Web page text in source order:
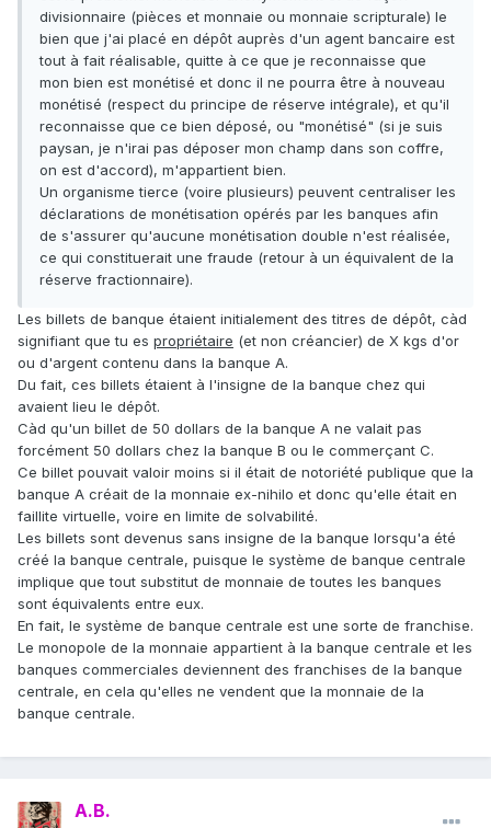
divisionnaire (pièces et monnaie ou monnaie scripturale) le
bien que j'ai placé en dépôt auprès d'un agent bancaire est
tout à fait réalisable, quitte à ce que je reconnaisse que
mon bien est monétisé et donc il ne pourra être à nouveau
monétisé (respect du principe de réserve intégrale), et qu'il
reconnaisse que ce bien déposé, ou "monétisé" (si je suis
paysan, je n'irai pas déposer mon champ dans son coffre,
on est d'accord), m'appartient bien.
Un organisme tierce (voire plusieurs) peuvent centraliser les
déclarations de monétisation opérés par les banques afin
de s'assurer qu'aucune monétisation double n'est réalisée,
ce qui constituerait une fraude (retour à un équivalent de la
réserve fractionnaire).
Les billets de banque étaient initialement des titres de dépôt, càd
signifiant que tu es propriétaire (et non créancier) de X kgs d'or
ou d'argent contenu dans la banque A.
Du fait, ces billets étaient à l'insigne de la banque chez qui
avaient lieu le dépôt.
Càd qu'un billet de 50 dollars de la banque A ne valait pas
forcément 50 dollars chez la banque B ou le commerçant C.
Ce billet pouvait valoir moins si il était de notoriété publique que la
banque A créait de la monnaie ex-nihilo et donc qu'elle était en
faillite virtuelle, voire en limite de solvabilité.
Les billets sont devenus sans insigne de la banque lorsqu'a été
créé la banque centrale, puisque le système de banque centrale
implique que tout substitut de monnaie de toutes les banques
sont équivalents entre eux.
En fait, le système de banque centrale est une sorte de franchise.
Le monopole de la monnaie appartient à la banque centrale et les
banques commerciales deviennent des franchises de la banque
centrale, en cela qu'elles ne vendent que la monnaie de la
banque centrale.
A.B.